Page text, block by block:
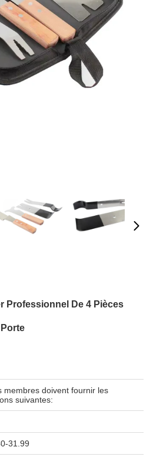
Professionnel De 4 Pièces
membres doivent fournir les
suivantes:
31.99